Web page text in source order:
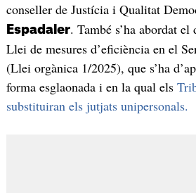
conseller de Justícia i Qualitat
Espadaler. També s’ha abordat el
Llei de mesures d’eficiència en el
(Llei orgànica 1/2025), que s’ha
forma esglaonada i en la qual els
substituiran els jutjats unipersonals.